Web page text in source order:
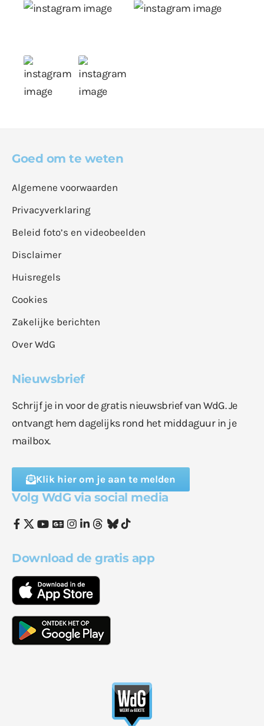
Goed om te weten
Algemene voorwaarden
Privacyverklaring
Beleid foto’s en videobeelden
Disclaimer
Huisregels
Cookies
Zakelijke berichten
Over WdG
Nieuwsbrief
Schrijf je in voor de gratis nieuwsbrief van WdG. Je
ontvangt hem dagelijks rond het middaguur in je
mailbox.
Klik hier om je aan te melden
Volg WdG via social media
Download de gratis app